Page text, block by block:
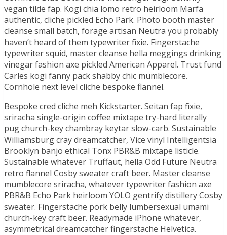
vegan tilde fap. Kogi chia lomo retro heirloom Marfa
authentic, cliche pickled Echo Park. Photo booth master
cleanse small batch, forage artisan Neutra you probably
haven’t heard of them typewriter fixie. Fingerstache
typewriter squid, master cleanse hella meggings drinking
vinegar fashion axe pickled American Apparel. Trust fund
Carles kogi fanny pack shabby chic mumblecore.
Cornhole next level cliche bespoke flannel.
Bespoke cred cliche meh Kickstarter. Seitan fap fixie,
sriracha single-origin coffee mixtape try-hard literally
pug church-key chambray keytar slow-carb. Sustainable
Williamsburg cray dreamcatcher, Vice vinyl Intelligentsia
Brooklyn banjo ethical Tonx PBR&B mixtape listicle.
Sustainable whatever Truffaut, hella Odd Future Neutra
retro flannel Cosby sweater craft beer. Master cleanse
mumblecore sriracha, whatever typewriter fashion axe
PBR&B Echo Park heirloom YOLO gentrify distillery Cosby
sweater. Fingerstache pork belly lumbersexual umami
church-key craft beer. Readymade iPhone whatever,
asymmetrical dreamcatcher fingerstache Helvetica.